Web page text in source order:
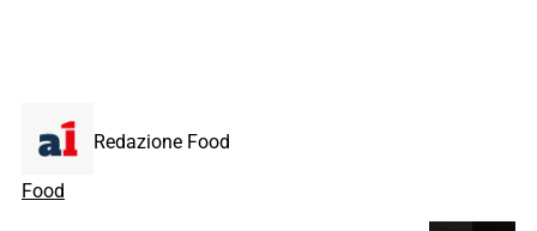
Redazione Food
Food